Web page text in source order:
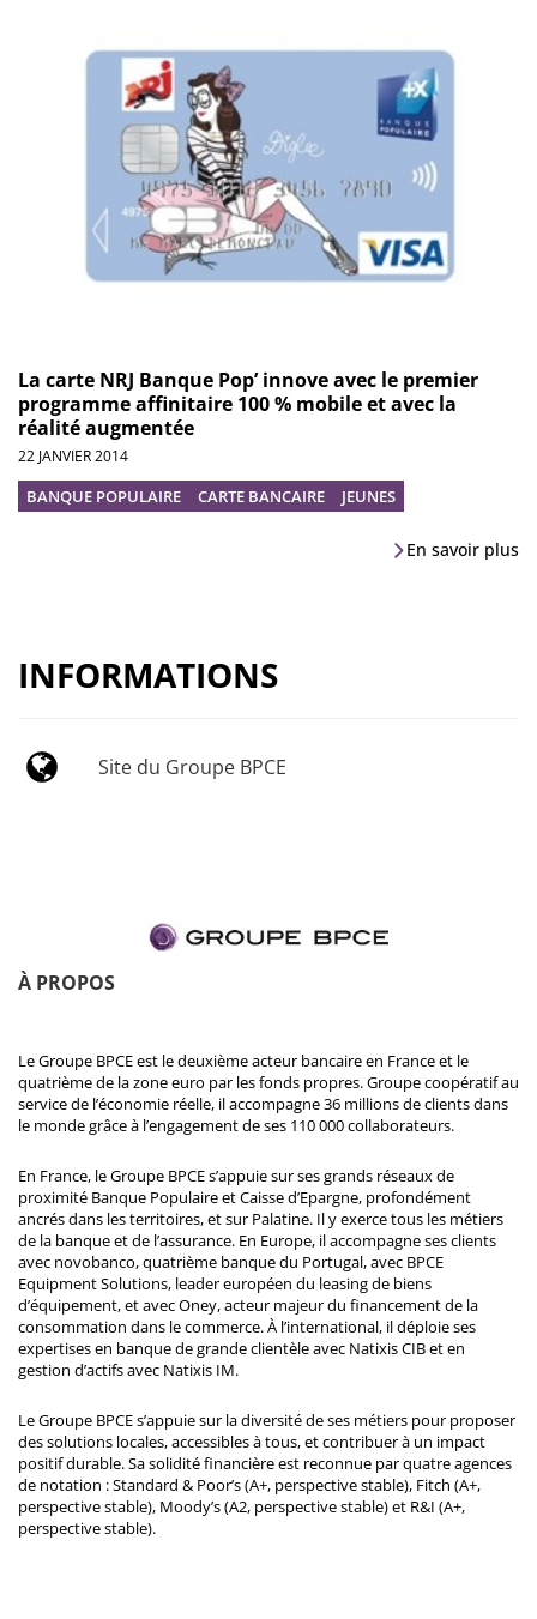
La carte NRJ Banque Pop’ innove avec le premier
programme affinitaire 100 % mobile et avec la
réalité augmentée
22 JANVIER 2014
BANQUE POPULAIRE CARTE BANCAIRE JEUNES
En savoir plus
INFORMATIONS
Site du Groupe BPCE
À PROPOS
Le Groupe BPCE est le deuxième acteur bancaire en France et le
quatrième de la zone euro par les fonds propres. Groupe coopératif au
service de l’économie réelle, il accompagne 36 millions de clients dans
le monde grâce à l’engagement de ses 110 000 collaborateurs.
En France, le Groupe BPCE s’appuie sur ses grands réseaux de
proximité Banque Populaire et Caisse d’Epargne, profondément
ancrés dans les territoires, et sur Palatine. Il y exerce tous les métiers
de la banque et de l’assurance. En Europe, il accompagne ses clients
avec novobanco, quatrième banque du Portugal, avec BPCE
Equipment Solutions, leader européen du leasing de biens
d’équipement, et avec Oney, acteur majeur du financement de la
consommation dans le commerce. À l’international, il déploie ses
expertises en banque de grande clientèle avec Natixis CIB et en
gestion d’actifs avec Natixis IM.
Le Groupe BPCE s’appuie sur la diversité de ses métiers pour proposer
des solutions locales, accessibles à tous, et contribuer à un impact
positif durable. Sa solidité financière est reconnue par quatre agences
de notation : Standard & Poor’s (A+, perspective stable), Fitch (A+,
perspective stable), Moody’s (A2, perspective stable) et R&I (A+,
perspective stable).